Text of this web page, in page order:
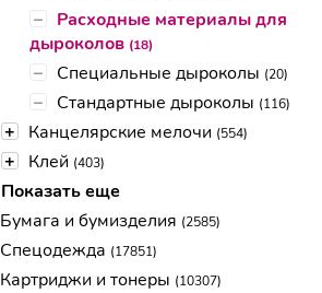
–
Расходные материалы для
дыроколов (18)
– Специальные дыроколы (20)
– Стандартные дыроколы (116)
+ Канцелярские мелочи (554)
+ Клей (403)
Показать еще
Бумага и бумизделия (2585)
Спецодежда (17851)
Картриджи и тонеры (10307)